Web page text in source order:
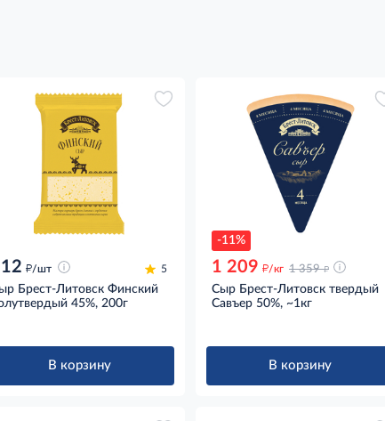
д/шт 5
Брест-Литовск Финский
45%, 200г
В корзину
-11%
1 209 д/кг 1 359 д
Сыр Брест-Литовск твердый
Савъер 50%, ~1кг
В корзину